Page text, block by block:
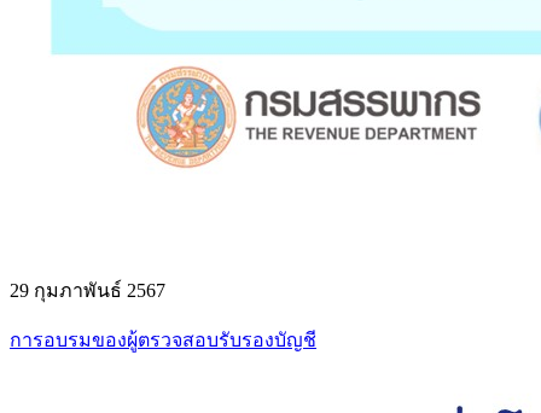
29 กุมภาพันธ์ 2567
การอบรมของผู้ตรวจสอบรับรองบัญชี